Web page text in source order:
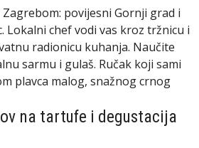
povijesni Gornji grad i
Lokalni chef vodi vas kroz tržnicu i
radionicu kuhanja. Naučite
sarmu i gulaš. Ručak koji sami
plavca malog, snažnog crnog
na tartufe i degustacija